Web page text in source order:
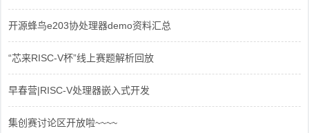
开源蜂鸟e203协处理器demo资料汇总
“芯来RISC-V杯”线上赛题解析回放
早春营|RISC-V处理器嵌入式开发
集创赛讨论区开放啦~~~~